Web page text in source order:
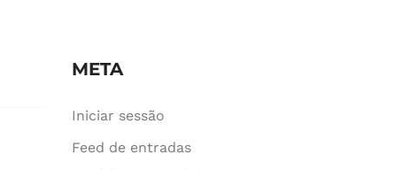
META
Iniciar sessão
Feed de entradas